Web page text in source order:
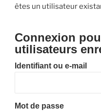
êtes un utilisateur
Connexion
utilisateurs
Identifiant ou e-mail
Mot de passe